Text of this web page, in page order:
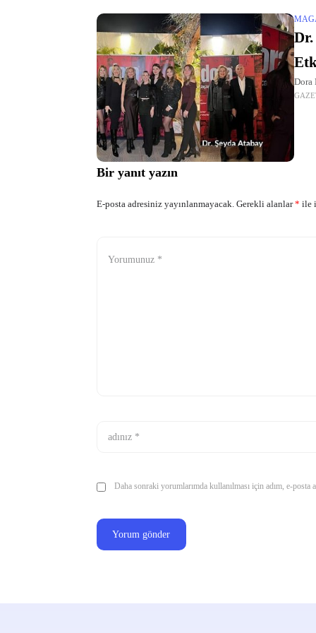
Dora
Bir yanıt yazın
E-posta adresiniz yayınlanmayacak. Gerekli alanlar* ile
Daha sonraki yorumlarımda kullanılması için adım, e-posta